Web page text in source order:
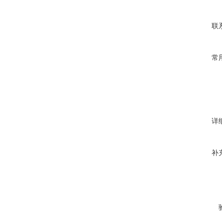
联
常
详
补